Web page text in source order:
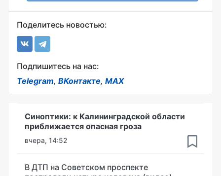
Поделитесь новостью:
Подпишитесь на нас:
Telegram, ВКонтакте, MAX
Синоптики: к Калининградской области
приближается опасная гроза
вчера, 14:52
В ДТП на Советском проспекте